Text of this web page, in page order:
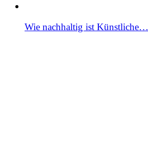
Wie nachhaltig ist Künstliche…